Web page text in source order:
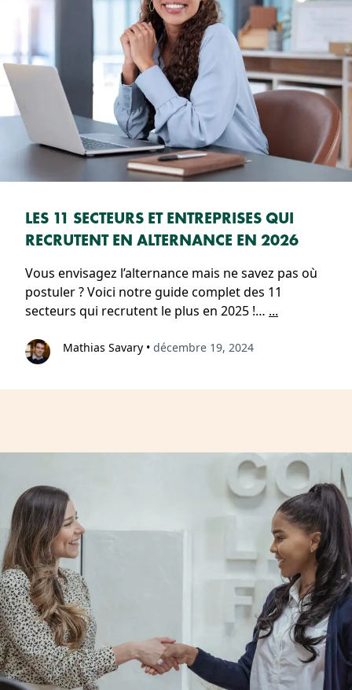
LES 11 SECTEURS ET ENTREPRISES QUI
RECRUTENT EN ALTERNANCE EN 2026
Vous envisagez l’alternance mais ne savez pas où
postuler ? Voici notre guide complet des 11
secteurs qui recrutent le plus en 2025 !… ...
Mathias Savary • décembre 19, 2024